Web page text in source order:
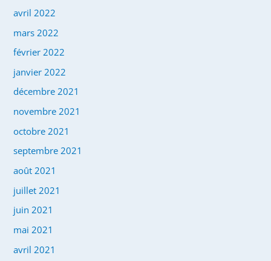
avril 2022
mars 2022
février 2022
janvier 2022
décembre 2021
novembre 2021
octobre 2021
septembre 2021
août 2021
juillet 2021
juin 2021
mai 2021
avril 2021